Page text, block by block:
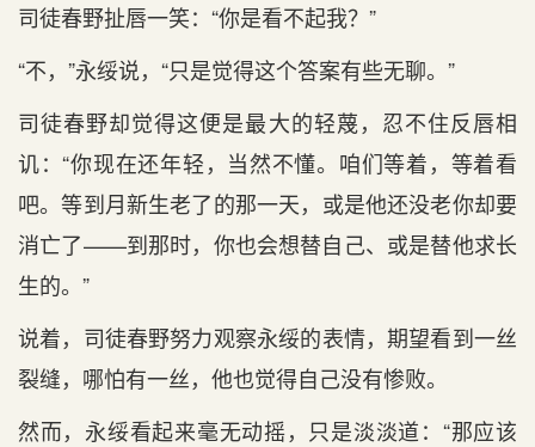
司徒春野扯唇一笑：“你是看不起我？”
“不，”永绥说，“只是觉得这个答案有些无聊。”
司徒春野却觉得这便是最大的轻蔑，忍不住反唇相
讥：“你现在还年轻，当然不懂。咱们等着，等着看
吧。等到月新生老了的那一天，或是他还没老你却要
消亡了——到那时，你也会想替自己、或是替他求长
生的。”
说着，司徒春野努力观察永绥的表情，期望看到一丝
裂缝，哪怕有一丝，他也觉得自己没有惨败。
然而，永绥看起来毫无动摇，只是淡淡道：“那应该